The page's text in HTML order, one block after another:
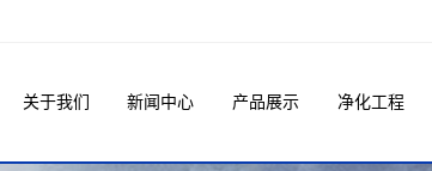
关于我们 新闻中心 产品展示 净化工程